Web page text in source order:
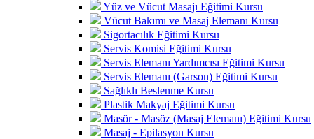
Yüz ve Vücut Masajı Eğitimi Kursu
Vücut Bakımı ve Masaj Elemanı Kursu
Sigortacılık Eğitimi Kursu
Servis Komisi Eğitimi Kursu
Servis Elemanı Yardımcısı Eğitimi Kursu
Servis Elemanı (Garson) Eğitimi Kursu
Sağlıklı Beslenme Kursu
Plastik Makyaj Eğitimi Kursu
Masör - Masöz (Masaj Elemanı) Eğitimi Kursu
Masaj - Epilasyon Kursu